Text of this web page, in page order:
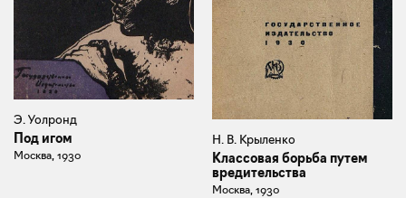
Э. Уолронд
Под игом
Москва, 1930
Н. В. Крыленко
Классовая борьба путем
вредительства
Москва, 1930